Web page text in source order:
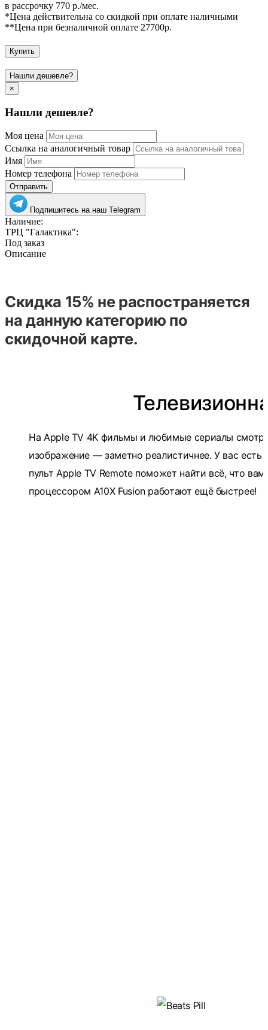
в рассрочку 770 р./мес.
*Цена действительна со скидкой при оплате наличными
**Цена при безналичной оплате 27700р.
Купить
Нашли дешевле?
×
Нашли дешевле?
Моя цена
Ссылка на аналогичный товар
Имя
Номер телефона
Отправить
Подпишитесь на наш Telegram
Наличие:
ТРЦ "Галактика":
Под заказ
Описание
Скидка 15% не распостраняется
на данную категорию по
скидочной карте.
На Apple TV 4K фильмы и любимые сериалы
изображение — заметно реалистичнее. У вас
пульт Apple TV Remote поможет найти всё, что
процессором A10X Fusion работают ещё быстрее!